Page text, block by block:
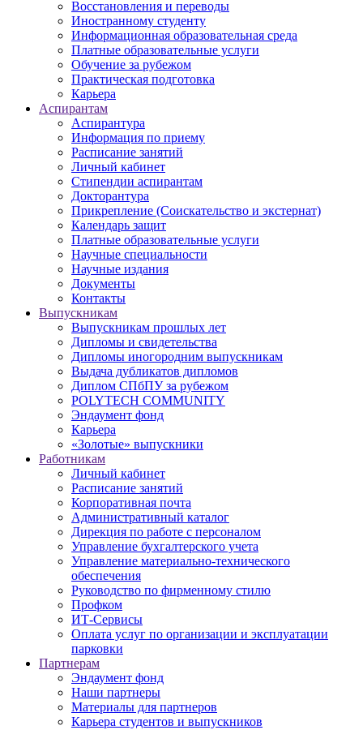
Восстановления и переводы
Иностранному студенту
Информационная образовательная среда
Платные образовательные услуги
Обучение за рубежом
Практическая подготовка
Карьера
Аспирантам
Аспирантура
Информация по приему
Расписание занятий
Личный кабинет
Стипендии аспирантам
Докторантура
Прикрепление (Соискательство и экстернат)
Календарь защит
Платные образовательные услуги
Научные специальности
Научные издания
Документы
Контакты
Выпускникам
Выпускникам прошлых лет
Дипломы и свидетельства
Дипломы иногородним выпускникам
Выдача дубликатов дипломов
Диплом СПбПУ за рубежом
POLYTECH COMMUNITY
Эндаумент фонд
Карьера
«Золотые» выпускники
Работникам
Личный кабинет
Расписание занятий
Корпоративная почта
Административный каталог
Дирекция по работе с персоналом
Управление бухгалтерского учета
Управление материально-технического
обеспечения
Руководство по фирменному стилю
Профком
ИТ-Сервисы
Оплата услуг по организации и эксплуатации
парковки
Партнерам
Эндаумент фонд
Наши партнеры
Материалы для партнеров
Карьера студентов и выпускников